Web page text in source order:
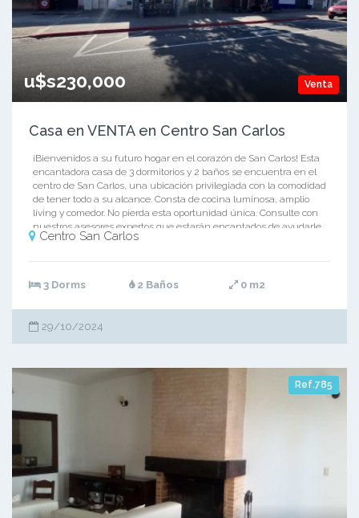
Venta
u$s230,000
Casa en VENTA en Centro San Carlos
¡Bienvenidos a su futuro hogar en el corazón de San Carlos! Esta
encantadora casa de 3 dormitorios y 2 baños se encuentra en el
centro de San Carlos, una ubicación privilegiada con la comodidad
de tener todo a su alcance. Consta de cocina luminosa, amplio
living y comedor. No pierda esta oportunidad única. Consulte con
nuestros asesores expertos que estarán encantados de ayudarle
a dar el próximo paso hacia su nuevo hogar. ¡Esperamos su
Centro San Carlos
3 Dorms 2 Baños 0 m2
29/10/2024
Ref.785